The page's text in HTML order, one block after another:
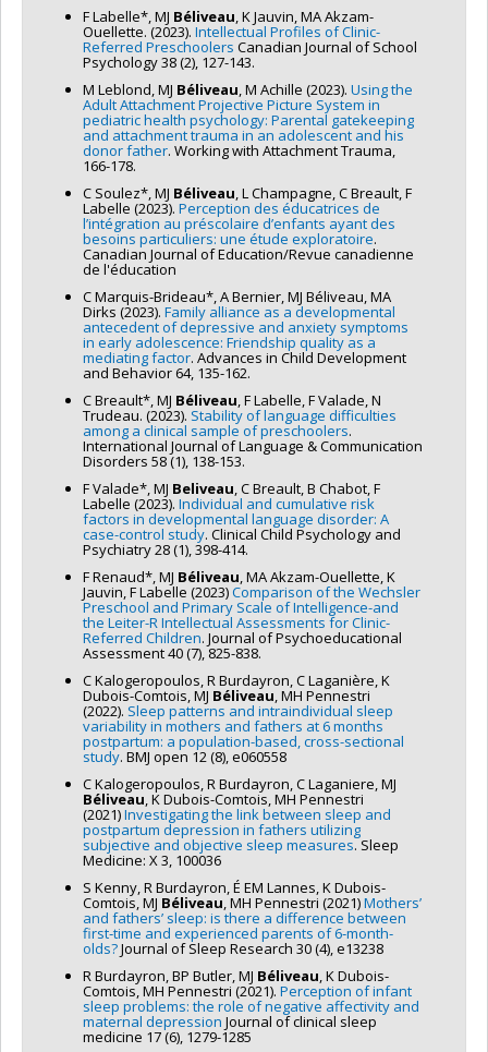
F Labelle*, MJ Béliveau, K Jauvin, MA Akzam-
Ouellette. (2023). Intellectual Profiles of Clinic-
Referred Preschoolers Canadian Journal of School
Psychology 38 (2), 127-143.
M Leblond, MJ Béliveau, M Achille (2023). Using the
Adult Attachment Projective Picture System in
pediatric health psychology: Parental gatekeeping
and attachment trauma in an adolescent and his
donor father. Working with Attachment Trauma,
166-178.
C Soulez*, MJ Béliveau, L Champagne, C Breault, F
Labelle (2023). Perception des éducatrices de
l’intégration au préscolaire d’enfants ayant des
besoins particuliers: une étude exploratoire.
Canadian Journal of Education/Revue canadienne
de l'éducation
C Marquis-Brideau*, A Bernier, MJ Béliveau, MA
Dirks (2023). Family alliance as a developmental
antecedent of depressive and anxiety symptoms
in early adolescence: Friendship quality as a
mediating factor. Advances in Child Development
and Behavior 64, 135-162.
C Breault*, MJ Béliveau, F Labelle, F Valade, N
Trudeau. (2023). Stability of language difficulties
among a clinical sample of preschoolers.
International Journal of Language & Communication
Disorders 58 (1), 138-153.
F Valade*, MJ Beliveau, C Breault, B Chabot, F
Labelle (2023). Individual and cumulative risk
factors in developmental language disorder: A
case-control study. Clinical Child Psychology and
Psychiatry 28 (1), 398-414.
F Renaud*, MJ Béliveau, MA Akzam-Ouellette, K
Jauvin, F Labelle (2023)Comparison of the Wechsler
Preschool and Primary Scale of Intelligence-and
the Leiter-R Intellectual Assessments for Clinic-
Referred Children. Journal of Psychoeducational
Assessment 40 (7), 825-838.
C Kalogeropoulos, R Burdayron, C Laganière, K
Dubois-Comtois, MJ Béliveau, MH Pennestri
(2022). Sleep patterns and intraindividual sleep
variability in mothers and fathers at 6 months
postpartum: a population-based, cross-sectional
study. BMJ open 12 (8), e060558
C Kalogeropoulos, R Burdayron, C Laganiere, MJ
Béliveau, K Dubois-Comtois, MH Pennestri
(2021)Investigating the link between sleep and
postpartum depression in fathers utilizing
subjective and objective sleep measures. Sleep
Medicine: X 3, 100036
S Kenny, R Burdayron, É EM Lannes, K Dubois‐
Comtois, MJ Béliveau, MH Pennestri (2021)Mothers’
and fathers’ sleep: is there a difference between
first‐time and experienced parents of 6‐month‐
olds?Journal of Sleep Research 30 (4), e13238
R Burdayron, BP Butler, MJ Béliveau, K Dubois-
Comtois, MH Pennestri (2021). Perception of infant
sleep problems: the role of negative affectivity and
maternal depression Journal of clinical sleep
medicine 17 (6), 1279-1285